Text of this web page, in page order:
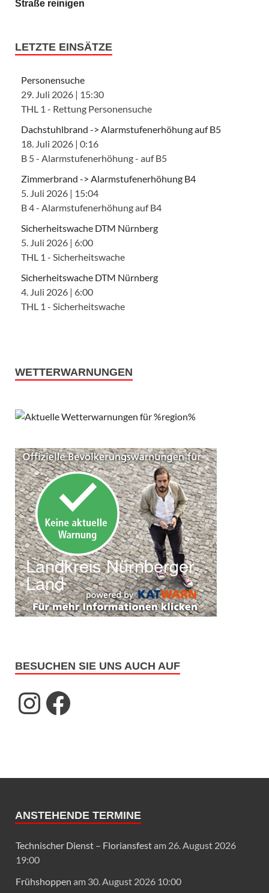
Straße reinigen
LETZTE EINSÄTZE
Personensuche
29. Juli 2026 | 15:30
THL 1 - Rettung Personensuche
Dachstuhlbrand -> Alarmstufenerhöhung auf B5
18. Juli 2026 | 0:16
B 5 - Alarmstufenerhöhung - auf B5
Zimmerbrand -> Alarmstufenerhöhung B4
5. Juli 2026 | 15:04
B 4 - Alarmstufenerhöhung auf B4
Sicherheitswache DTM Nürnberg
5. Juli 2026 | 6:00
THL 1 - Sicherheitswache
Sicherheitswache DTM Nürnberg
4. Juli 2026 | 6:00
THL 1 - Sicherheitswache
WETTERWARNUNGEN
BESUCHEN SIE UNS AUCH AUF
ANSTEHENDE TERMINE
Technischer Dienst – Floriansfestam 26. August 2026
19:00
Frühshoppen am 30. August 2026 10:00